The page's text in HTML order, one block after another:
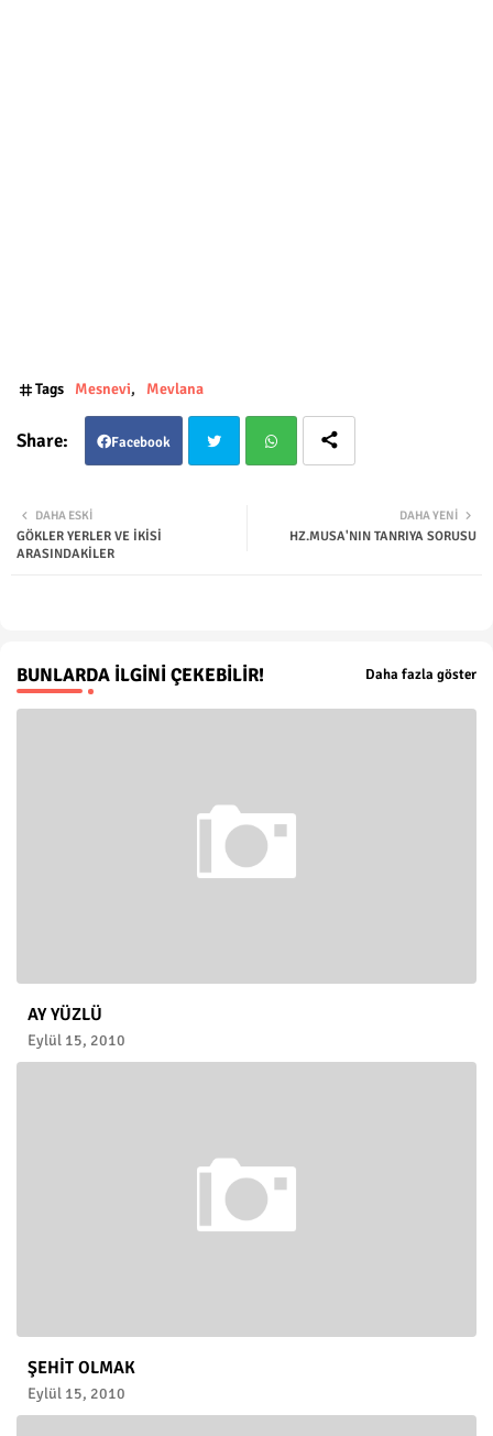
Tags Mesnevi Mevlana
Facebook
DAHA YENI
HZ.MUSA'NIN TANRIYA SORUSU
DAHA ESKI
GÖKLER YERLER VE İKİSİ
ARASINDAKİLER
BUNLARDA İLGINI ÇEKEBILIR! Daha fazla göster
AY YÜZLÜ
Eylül 15, 2010
ŞEHİT OLMAK
Eylül 15, 2010